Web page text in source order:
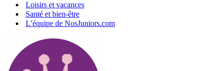
Loisirs et vacances
Santé et bien-être
L’équipe de NosJuniors.com